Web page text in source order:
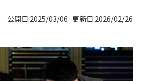
公開日:2025/03/06 更新日:2026/02/26